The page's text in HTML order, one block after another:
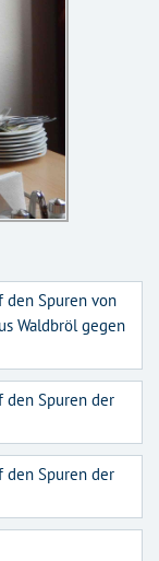
den Spuren von
Waldbröl gegen
den Spuren der
den Spuren der